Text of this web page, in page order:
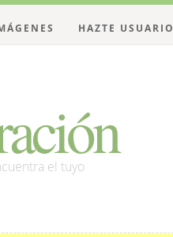
el tuyo
HAZTE USUARIO